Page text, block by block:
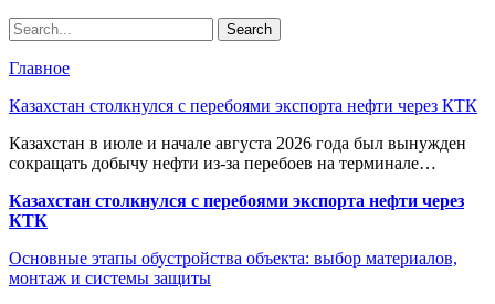
Главное
Казахстан столкнулся с перебоями экспорта нефти через КТК
Казахстан в июле и начале августа 2026 года был вынужден
сокращать добычу нефти из-за перебоев на терминале…
Казахстан столкнулся с перебоями экспорта нефти через
КТК
Основные этапы обустройства объекта: выбор материалов,
монтаж и системы защиты